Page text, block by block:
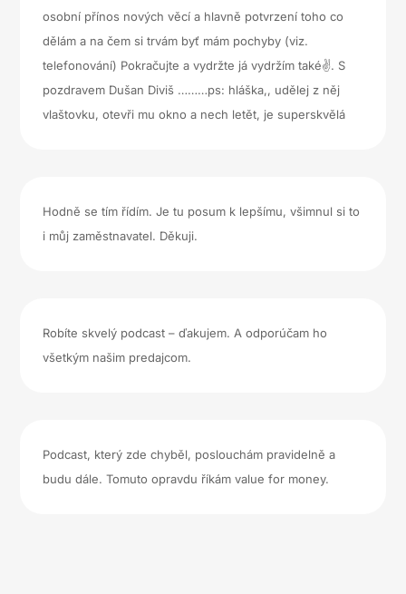
osobní přínos nových věcí a hlavně potvrzení toho co
dělám a na čem si trvám byť mám pochyby (viz.
telefonování) Pokračujte a vydržte já vydržím také✌️. S
pozdravem Dušan Diviš ………ps: hláška,, udělej z něj
vlaštovku, otevři mu okno a nech letět, je superskvělá
Hodně se tím řídím. Je tu posum k lepšímu, všimnul si to
i můj zaměstnavatel. Děkuji.
Robíte skvelý podcast – ďakujem. A odporúčam ho
všetkým našim predajcom.
Podcast, který zde chyběl, poslouchám pravidelně a
budu dále. Tomuto opravdu říkám value for money.